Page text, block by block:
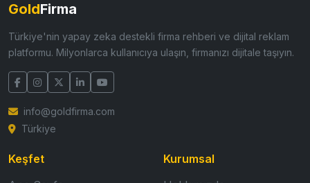
GoldFirma
Türkiye'nin yapay zeka destekli firma rehberi ve dijital reklam
platformu. Milyonlarca kullanıcıya ulaşın, firmanızı dijitale taşıyın.
info@goldfirma.com
Türkiye
Keşfet
Kurumsal